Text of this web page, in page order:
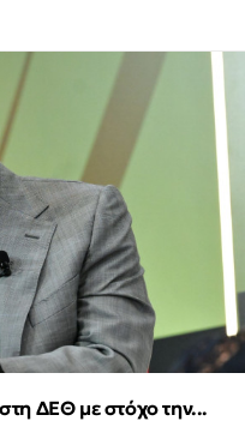
ΔΕΘ με στόχο την...